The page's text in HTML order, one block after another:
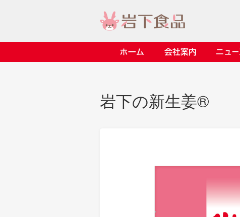
> プレスリリース
> 岩下の新生姜
> 岩下の新生姜レシピ
岩下の新生姜®